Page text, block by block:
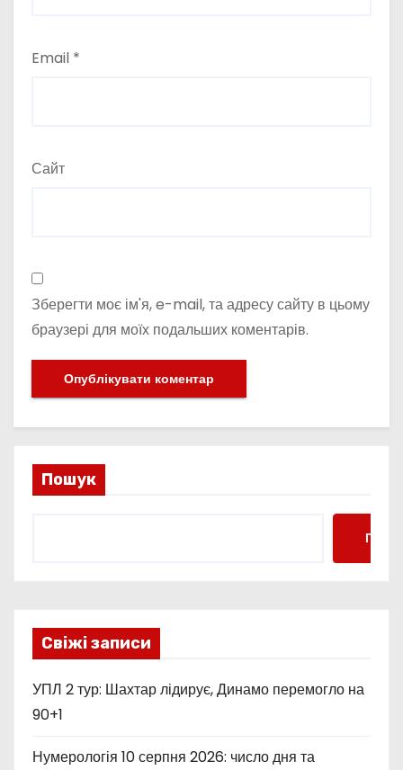
Email *
Сайт
Зберегти моє ім'я, e-mail, та адресу сайту в цьому
браузері для моїх подальших коментарів.
Пошук
Свіжі записи
УПЛ 2 тур: Шахтар лідирує, Динамо перемогло на
90+1
Нумерологія 10 серпня 2026: число дня та